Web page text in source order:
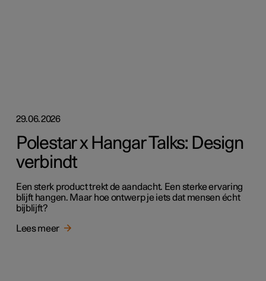
29.06.2026
Polestar x Hangar Talks: Design
verbindt
Een sterk product trekt de aandacht. Een sterke ervaring
blijft hangen. Maar hoe ontwerp je iets dat mensen écht
bijblijft?
Lees meer